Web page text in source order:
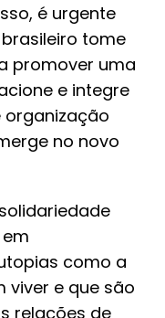
é urgente
tome
promover uma
e integre
no novo
como a
viver e que são
relações de